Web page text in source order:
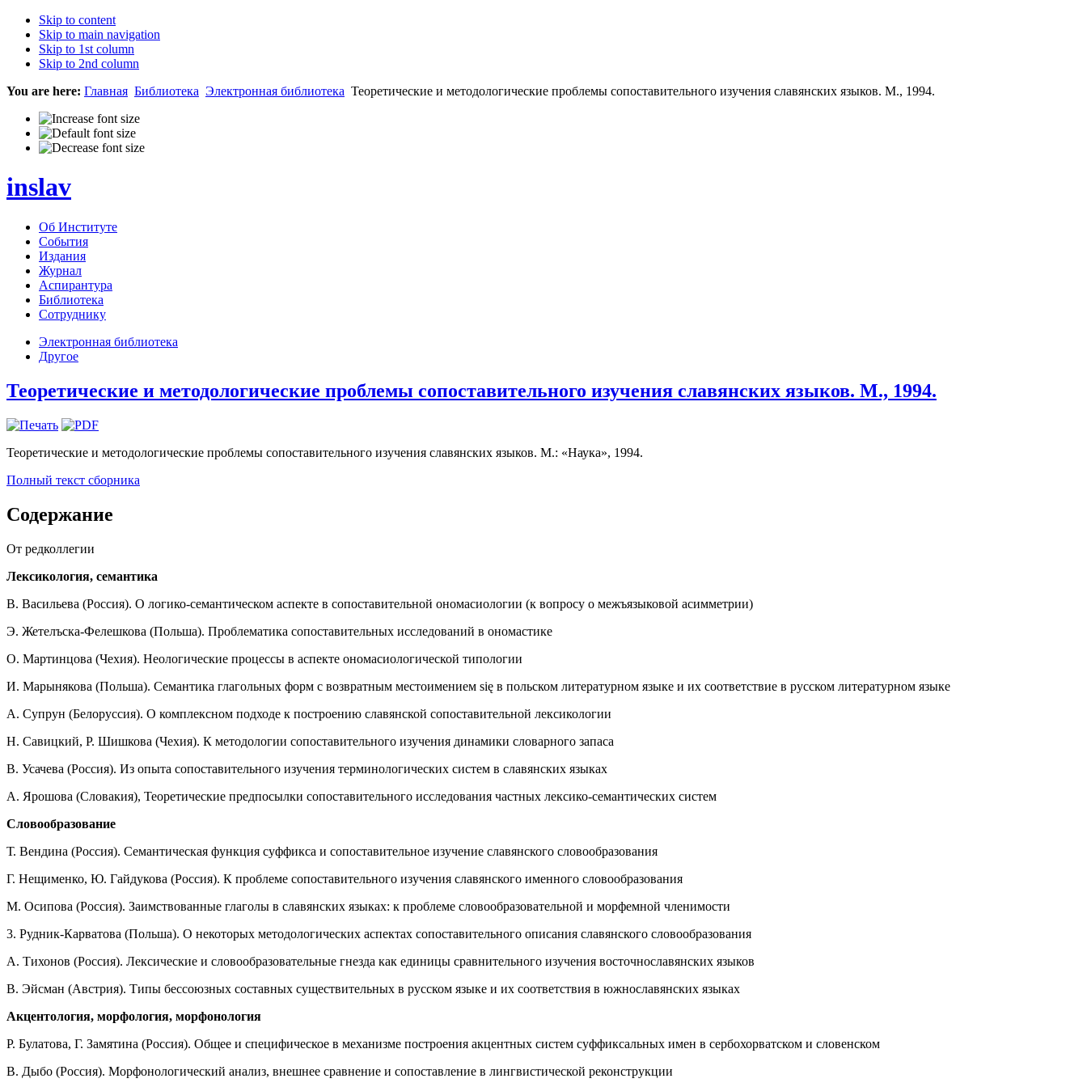
Skip to content
Skip to main navigation
Skip to 1st column
Skip to 2nd column
You are here: Главная Библиотека Электронная библиотека Теоретические и методологические проблемы сопоставительного изучения славянских языков. М., 1994.
inslav
Об Институте
События
Издания
Журнал
Аспирантура
Библиотека
Сотруднику
Электронная библиотека
Другое
Теоретические и методологические проблемы сопоставительного изучения славянских языков. М., 1994.
Теоретические и методологические проблемы сопоставительного изучения славянских языков. М.: «Наука», 1994.
Полный текст сборника
Содержание
От редколлегии
Лексикология, семантика
В. Васильева (Россия). О логико-семантическом аспекте в сопоставительной ономасиологии (к вопросу о межъязыковой асимметрии)
Э. Жетелъска-Фелешкова (Польша). Проблематика сопоставительных исследований в ономастике
О. Мартинцова (Чехия). Неологические процессы в аспекте ономасиологической типологии
И. Марынякова (Польша). Семантика глагольных форм с возвратным местоимением się в польском литературном языке и их соответствие в русском литературном языке
А. Супрун (Белоруссия). О комплексном подходе к построению славянской сопоставительной лексикологии
Н. Савицкий, Р. Шишкова (Чехия). К методологии сопоставительного изучения динамики словарного запаса
В. Усачева (Россия). Из опыта сопоставительного изучения терминологических систем в славянских языках
А. Ярошова (Словакия), Теоретические предпосылки сопоставительного исследования частных лексико-семантических систем
Словообразование
Т. Вендина (Россия). Семантическая функция суффикса и сопоставительное изучение славянского словообразования
Г. Нещименко, Ю. Гайдукова (Россия). К проблеме сопоставительного изучения славянского именного словообразования
М. Осипова (Россия). Заимствованные глаголы в славянских языках: к проблеме словообразовательной и морфемной членимости
3. Рудник-Карватова (Польша). О некоторых методологических аспектах сопоставительного описания славянского словообразования
А. Тихонов (Россия). Лексические и словообразовательные гнезда как единицы сравнительного изучения восточнославянских языков
В. Эйсман (Австрия). Типы бессоюзных составных существительных в русском языке и их соответствия в южнославянских языках
Акцентология, морфология, морфонология
Р. Булатова, Г. Замятина (Россия). Общее и специфическое в механизме построения акцентных систем суффиксальных имен в сербохорватском и словенском
В. Дыбо (Россия). Морфонологический анализ, внешнее сравнение и сопоставление в лингвистической реконструкции